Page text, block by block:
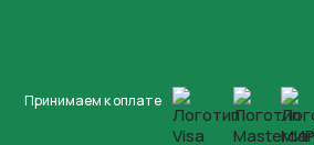
Принимаем к оплате